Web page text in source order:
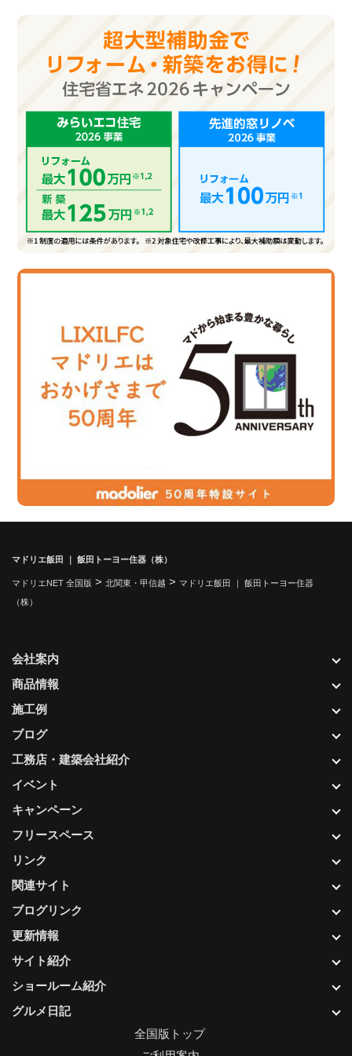
マドリエ飯田 ｜ 飯田トーヨー住器（株）
マドリエNET 全国版 > 北関東・甲信越 > マドリエ飯田 ｜ 飯田トーヨー住器
（株）
更新情報
サイト紹介
ショールーム紹介
グルメ日記
会社案内
商品情報
施工例
ブログ
工務店・建築会社紹介
イベント
キャンペーン
フリースペース
リンク
関連サイト
ブログリンク
全国版トップ